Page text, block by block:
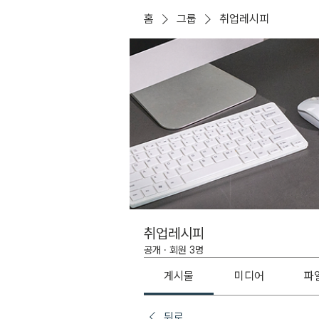
홈 그룹 취업레시피
취업레시피
공개 · 회원 3명
게시물 미디어 파